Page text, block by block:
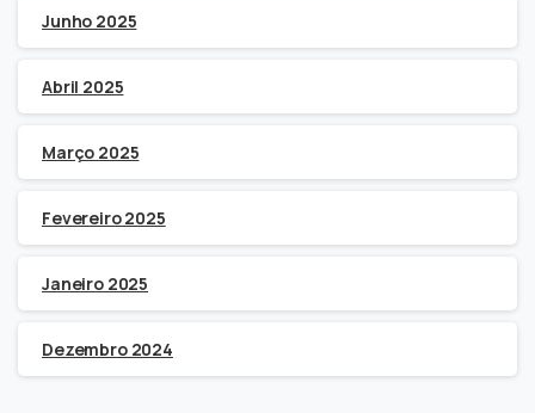
Junho 2025
Abril 2025
Março 2025
Fevereiro 2025
Janeiro 2025
Dezembro 2024